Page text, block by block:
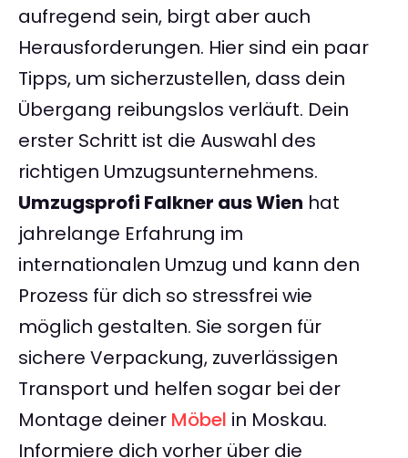
aufregend sein, birgt aber auch
Herausforderungen. Hier sind ein paar
Tipps, um sicherzustellen, dass dein
Übergang reibungslos verläuft. Dein
erster Schritt ist die Auswahl des
richtigen Umzugsunternehmens.
Umzugsprofi Falkner aus Wien hat
jahrelange Erfahrung im
internationalen Umzug und kann den
Prozess für dich so stressfrei wie
möglich gestalten. Sie sorgen für
sichere Verpackung, zuverlässigen
Transport und helfen sogar bei der
Montage deiner Möbel in Moskau.
Informiere dich vorher über die